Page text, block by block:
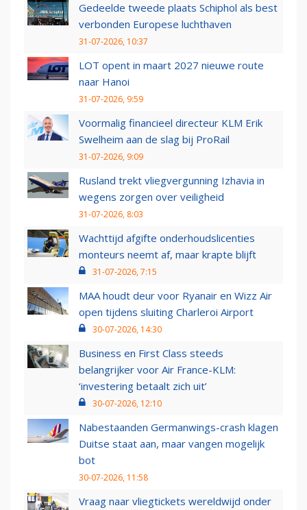
Gedeelde tweede plaats Schiphol als best
verbonden Europese luchthaven
31-07-2026, 10:37
LOT opent in maart 2027 nieuwe route
naar Hanoi
31-07-2026, 9:59
Voormalig financieel directeur KLM Erik
Swelheim aan de slag bij ProRail
31-07-2026, 9:09
Rusland trekt vliegvergunning Izhavia in
wegens zorgen over veiligheid
31-07-2026, 8:03
Wachttijd afgifte onderhoudslicenties
monteurs neemt af, maar krapte blijft
31-07-2026, 7:15
MAA houdt deur voor Ryanair en Wizz Air
open tijdens sluiting Charleroi Airport
30-07-2026, 14:30
Business en First Class steeds
belangrijker voor Air France-KLM:
‘investering betaalt zich uit’
30-07-2026, 12:10
Nabestaanden Germanwings-crash klagen
Duitse staat aan, maar vangen mogelijk
bot
30-07-2026, 11:58
Vraag naar vliegtickets wereldwijd onder